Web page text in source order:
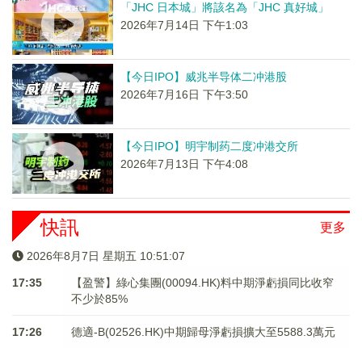
「JHC 日本城」將該名為「JHC 真好城」
2026年7月14日 下午1:03
【今日IPO】威兆半导体二冲港股
2026年7月16日 下午3:50
【今日IPO】明宇制药二度冲港交所
2026年7月13日 下午4:08
更多
快訊
2026年8月7日 星期五 10:51:07
17:35
【盈警】綠心集團(00094.HK)料中期淨虧損同比收窄
不少於85%
17:26 德適-B(02526.HK)中期歸母淨虧損擴大至5588.3萬元